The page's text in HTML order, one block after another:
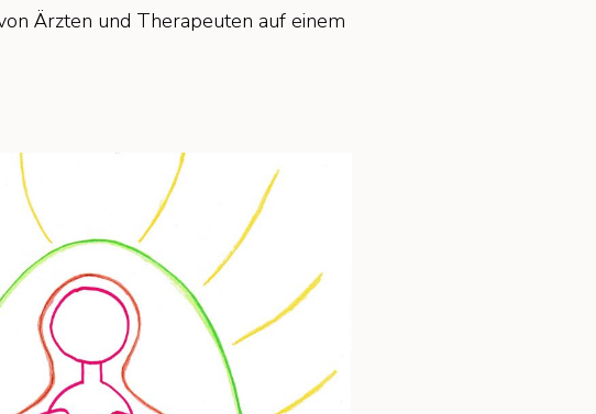
Ärzten und Therapeuten auf einem